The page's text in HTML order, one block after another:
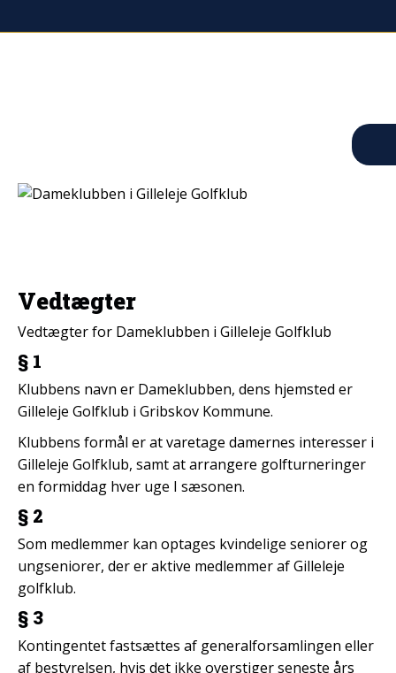
Vedtægter
Vedtægter for Dameklubben i Gilleleje Golfklub
§ 1
Klubbens navn er Dameklubben, dens hjemsted er
Gilleleje Golfklub i Gribskov Kommune.
Klubbens formål er at varetage damernes interesser i
Gilleleje Golfklub, samt at arrangere golfturneringer
en formiddag hver uge I sæsonen.
§ 2
Som medlemmer kan optages kvindelige seniorer og
ungseniorer, der er aktive medlemmer af Gilleleje
golfklub.
§ 3
Kontingentet fastsættes af generalforsamlingen eller
af bestyrelsen, hvis det ikke overstiger seneste års